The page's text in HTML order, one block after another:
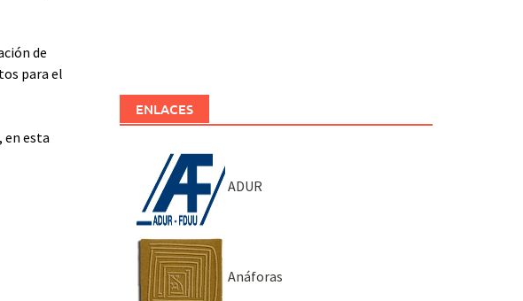
de
para el
en esta
ENLACES
ADUR
Anáforas